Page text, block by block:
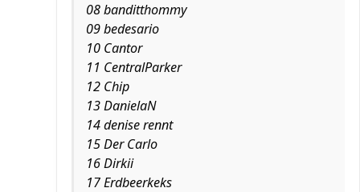
08 banditthommy
09 bedesario
10 Cantor
11 CentralParker
12 Chip
13 DanielaN
14 denise rennt
15 Der Carlo
16 Dirkii
17 Erdbeerkeks